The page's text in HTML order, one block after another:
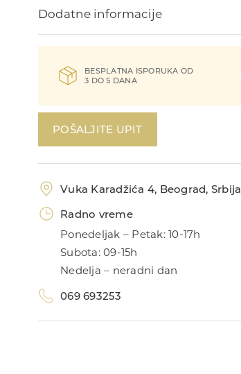
BESPLATNA ISPORUKA OD
3 DO 5 DANA
Dodatne informacije
POŠALJITE UPIT
Vuka Karadžića 4, Beograd, Srbija
Radno vreme
Ponedeljak – Petak: 10-17h
Subota: 09-15h
Nedelja – neradni dan
069 693253